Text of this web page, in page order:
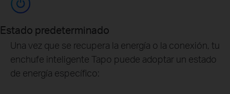
Estado predeterminado
Una vez que se recupera la energía o la conexión, tu
enchufe inteligente Tapo puede adoptar un estado
de energía específico: